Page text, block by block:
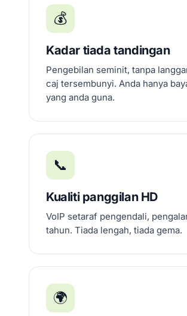
💰
Kadar tiada tandingan
Pengebilan seminit, tanpa
caj tersembunyi. Anda hanya
yang anda guna.
📞
Kualiti panggilan HD
VoIP setaraf pengendali,
tahun. Tiada lengah, tiada gema.
🌍